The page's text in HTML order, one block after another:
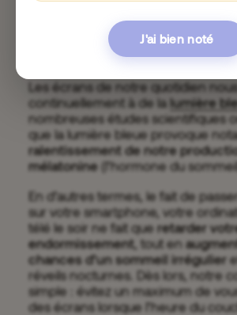
Astuce n°2 : Évitez les
avant de vous coucher
Les écrans de notre quotidien
continuellement à de la lumière
nombreuses études scientifiques
que la lumière bleue provoque
ralentissement de notre
mélatonine (l’hormone du
En d’autres termes, le fait de
sur votre smartphone, votre
télé le soir ne fait que retarder
endormissement, tout en
chances d’un sommeil irrégulier
réveils nocturnes. Dès lors, notre
simple : évitez un maximum de
des écrans lorsque l’heure du
J'ai bien noté